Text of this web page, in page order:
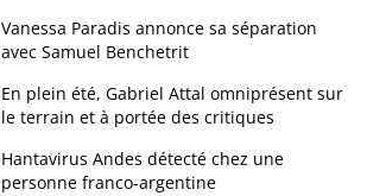
Vanessa Paradis annonce sa séparation
avec Samuel Benchetrit
En plein été, Gabriel Attal omniprésent sur
le terrain et à portée des critiques
Hantavirus Andes détecté chez une
personne franco-argentine